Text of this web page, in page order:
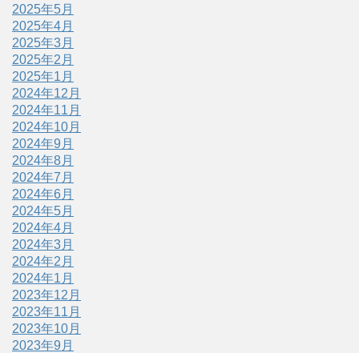
2025年5月
2025年4月
2025年3月
2025年2月
2025年1月
2024年12月
2024年11月
2024年10月
2024年9月
2024年8月
2024年7月
2024年6月
2024年5月
2024年4月
2024年3月
2024年2月
2024年1月
2023年12月
2023年11月
2023年10月
2023年9月